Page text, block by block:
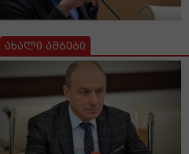
ახალი ამბები